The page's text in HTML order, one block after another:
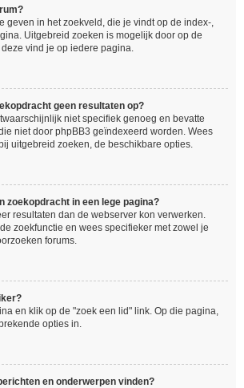
geven in het zoekveld, die je vindt op de index-,
Uitgebreid zoeken is mogelijk door op de
vind je op iedere pagina.
geen resultaten op?
niet specifiek genoeg en bevatte
niet door phpBB3 geïndexeerd worden. Wees
uitgebreid zoeken, de beschikbare opties.
zoekopdracht in een lege pagina?
resultaten dan de webserver kon verwerken.
zoekfunctie en wees specifieker met zowel je
forums.
en klik op de "zoek een lid" link. Op die pagina,
opties in.
en onderwerpen vinden?